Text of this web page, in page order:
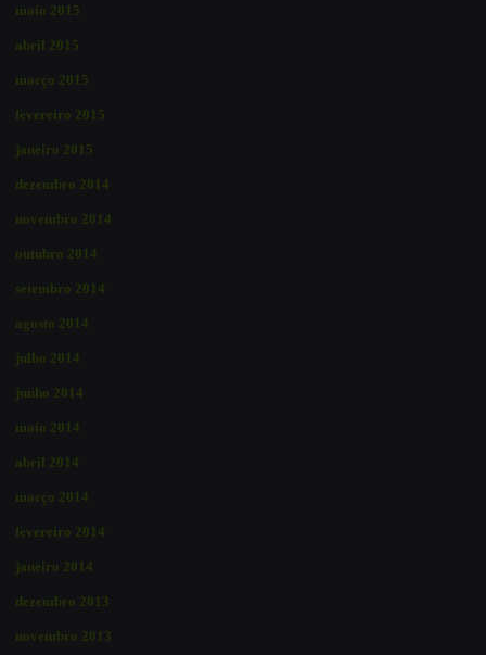
maio 2015
abril 2015
março 2015
fevereiro 2015
janeiro 2015
dezembro 2014
novembro 2014
outubro 2014
setembro 2014
agosto 2014
julho 2014
junho 2014
maio 2014
abril 2014
março 2014
fevereiro 2014
janeiro 2014
dezembro 2013
novembro 2013